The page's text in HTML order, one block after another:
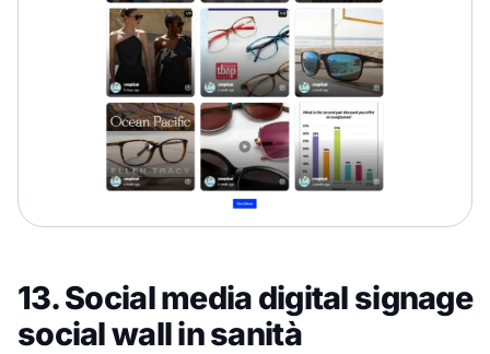
13. Social media digital signage
social wall in sanità